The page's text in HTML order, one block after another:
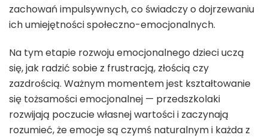
zachowań impulsywnych, co świadczy o dojrzewaniu
ich umiejętności społeczno-emocjonalnych.
Na tym etapie rozwoju emocjonalnego dzieci uczą
się, jak radzić sobie z frustracją, złością czy
zazdrością. Ważnym momentem jest kształtowanie
się tożsamości emocjonalnej — przedszkolaki
rozwijają poczucie własnej wartości i zaczynają
rozumieć, że emocje są czymś naturalnym i każda z